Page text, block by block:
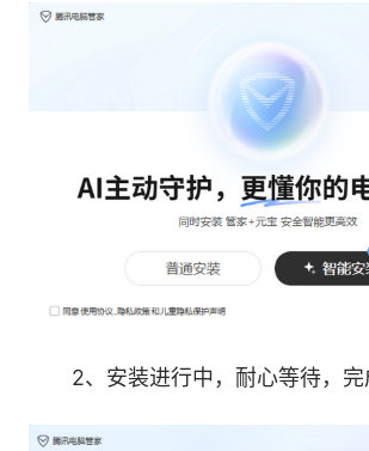
腾讯电脑管家为国内首个采用“
毒引擎的专业杀毒软件，应用了腾
病毒引擎，资源占用少，基于CPU
够根除顽固病毒，大幅度提升深度
全能力得到权威认可，成为获得国
2、安装进行中，耐心等待，完